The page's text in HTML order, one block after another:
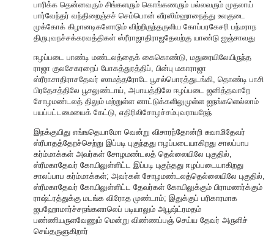
பாரிக்க தென்னவரும் சிங்களரும் கொங்கணரும் பல்லவரும் முதலாய்
பார்வேந்தர் வந்திறைஞ்சச் செம்பொன் வீரஸிம்ஹாநைத்து உலகுடை
முக்கோக் கிழானடிகளோடும் விற்றிருந்தருளிய கோப்பரகேசரி பந்மராந
திருபுவநச்சக்கரவத்திகள் ஸ்ரீராஜாதிராஜதேவற்கு யாண்டு ஐஞ்சாவது
ஈழப்படை பாண்டி மண்டலத்தைக் கைகொண்டு, மதுரையிலேயிருந்த
ராஜா குலசேகரறைப் போகத்துரத்திப், பின்பு மகாராஜா
ஸ்ரீராசாதிராசதேவர் ஸாமத்தரோடே பூசல்பொரத்துடங்கி, தொண்டி பாசி
பிரதேசத்திலே பூசலுண்டாய், அபாயத்திலே ஈழப்படை ஜனித்தவாறே
சோழமண்டலத் திலும் மற்றுள்ள னாட்டுக்களிலுமுள்ள ஐநங்களெல்லாம்
பயப்பட்டமையைக் கேட்டு, எதிரிலிசோழச்சம்புவராயநேந்
இநக்குயிது எங்ஙதெயாமோ வென்று விசாரந்தோன்றி சுவாமிதேவர்
ஸ்ரீபாதத்தேறச்செற்று இப்படி புகுந்தது ஈழப்படையாகிறது சாலப்பாப
கர்ம்மாக்கள் அவர்கள் சோழமண்டலத் தெல்லையிலே புகுதில்,
ஸ்ரீமகாதேவர் கோயிலுள்ளிட்ட இப்படி புகுந்தது ஈழப்படையாகிறது
சாலப்பாப கர்ம்மாக்கள்; அவர்கள் சோழமண்டலத்தெல்லையிலே புகுதில்,
ஸ்ரீமகாதேவர் கோயிலுள்ளிட்ட தேவர்கள் கோயிலுக்கும் பிராமணர்க்கும்
ராஷ்ட்ரத்துக்கு மடங்க விரோத முண்டாம்; இதுக்குப் பரிகாரமாக
ஜபஹோமார்ச்சநங்களாலெப் படியாலும் அபூஷ்ட்ரமதம்
பண்ணியருளவேணும் மென்று விண்ணப்பஞ் செய்ய தேவர் அருளிச்
செய்தருளுகிறார்